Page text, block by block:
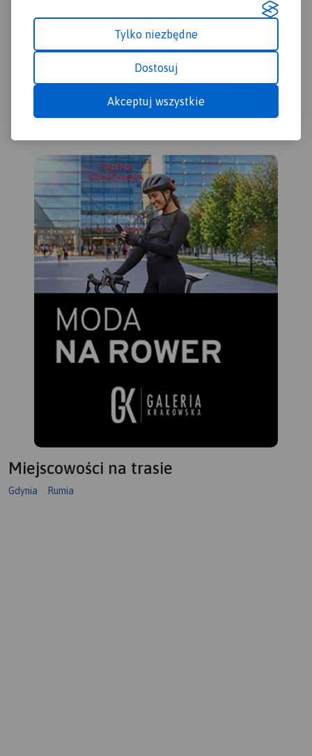
Tylko niezbędne
Dostosuj
Akceptuj wszystkie
Miejscowości na trasie
Gdynia Rumia